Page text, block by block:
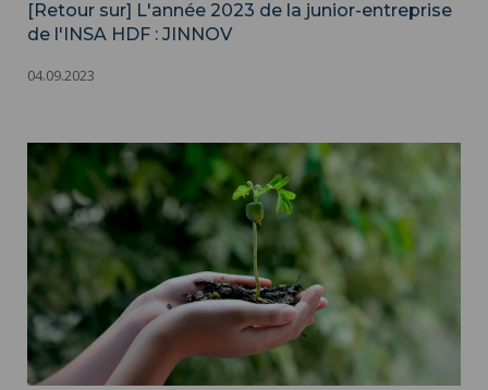
[Retour sur] L'année 2023 de la junior-entreprise
de l'INSA HDF : JINNOV
04.09.2023